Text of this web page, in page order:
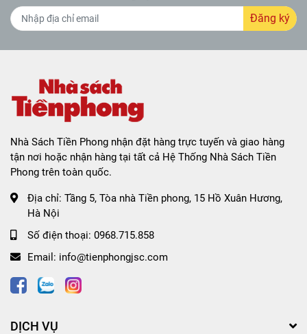
Đăng ký
Nhà Sách Tiền Phong nhận đặt hàng trực tuyến và giao hàng
tận nơi hoặc nhận hàng tại tất cả Hệ Thống Nhà Sách Tiền
Phong trên toàn quốc.
Địa chỉ: Tầng 5, Tòa nhà Tiền phong, 15 Hồ Xuân Hương,
Hà Nội
Số điện thoại: 0968.715.858
Email: info@tienphongjsc.com
DỊCH VỤ